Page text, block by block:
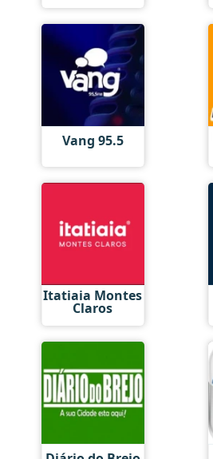
Vang 95.5
Itatiaia Montes
Claros